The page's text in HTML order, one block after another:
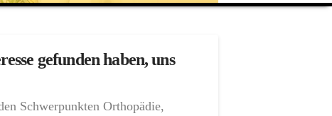
gefunden haben, uns
Schwerpunkten Orthopädie,